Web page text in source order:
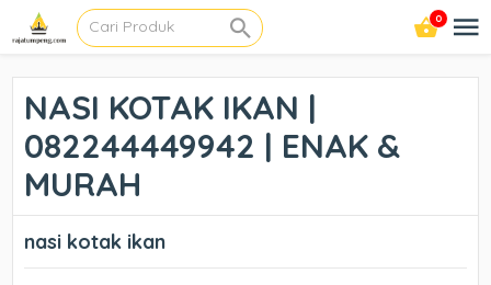
0
NASI KOTAK IKAN |
082244449942 | ENAK &
MURAH
nasi kotak ikan